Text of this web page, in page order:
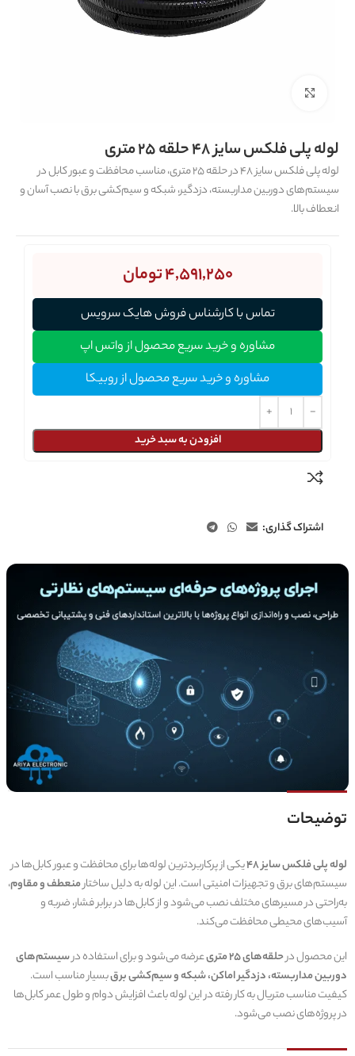
لوله پلی فلکس سایز 48 حلقه 25 متری
لوله پلی فلکس سایز 48 در حلقه 25 متری، مناسب محافظت و عبور کابل در
سیستم‌های دوربین مداربسته، دزدگیر، شبکه و سیم‌کشی برق با نصب آسان و
انعطاف بالا.
4,591,250تومان
تماس با کارشناس فروش هایک سرویس
مشاوره و خرید سریع محصول از واتس اپ
مشاوره و خرید سریع محصول از روبیکا
افزودن به سبد خرید
اشتراک گذاری:
توضیحات
لوله پلی فلکس سایز 48
یکی از پرکاربردترین لوله‌ها برای محافظت و عبور کابل‌ها در
سیستم‌های برق و تجهیزات امنیتی است. این لوله به دلیل ساختارمنعطف و مقاوم،
به‌راحتی در مسیرهای مختلف نصب می‌شود و از کابل‌ها در برابر فشار، ضربه و
آسیب‌های محیطی محافظت می‌کند.
این محصول درحلقه‌های 25 متری عرضه می‌شود و برای استفاده درسیستم‌های
دوربین مداربسته، دزدگیر اماکن، شبکه و سیم‌کشی برقبسیار مناسب است.
کیفیت مناسب متریال به کار رفته در این لوله باعث افزایش دوام و طول عمر کابل‌ها
در پروژه‌های نصب می‌شود.